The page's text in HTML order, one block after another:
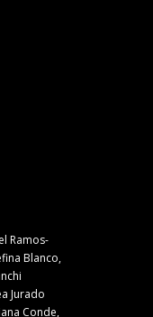
Ramos-
Blanco,
Jurado
Conde,